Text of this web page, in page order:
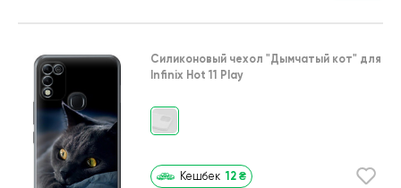
Силиконовый чехол "Дымчатый кот" для
Infinix Hot 11 Play
Кешбек 12 ₴